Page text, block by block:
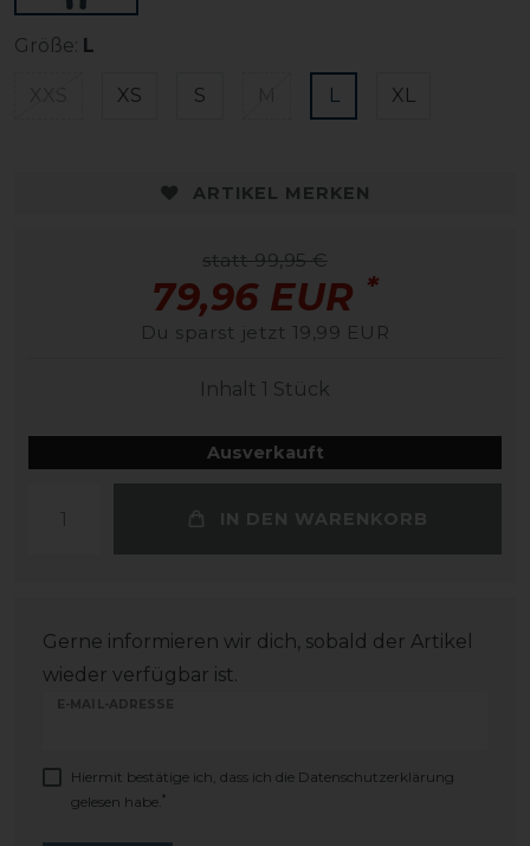
Größe: L
XS S L XL
ARTIKEL MERKEN
statt 99,95 €
79,96 EUR *
Du sparst jetzt 19,99 EUR
Inhalt 1 Stück
Ausverkauft
IN DEN WARENKORB
Gerne informieren wir dich, sobald der Artikel
wieder verfügbar ist.
E-MAIL-ADRESSE
Hiermit bestätige ich, dass ich die Daten­schutz­erklärung
gelesen habe. *